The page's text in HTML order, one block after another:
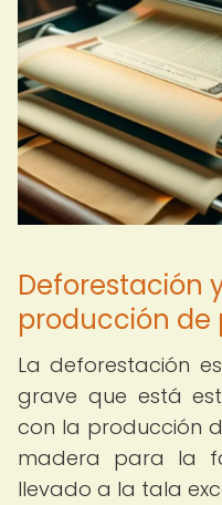
Deforestación
producción de
La deforestación
grave que está
con la producción
madera para la
llevado a la tala